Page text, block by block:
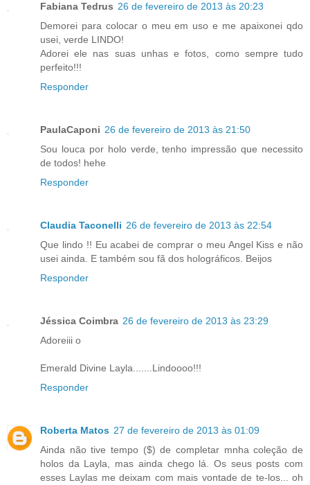
Fabiana Tedrus 26 de fevereiro de 2013 às 20:23
Demorei para colocar o meu em uso e me apaixonei qdo
usei, verde LINDO!
Adorei ele nas suas unhas e fotos, como sempre tudo
perfeito!!!
Responder
PaulaCaponi 26 de fevereiro de 2013 às 21:50
Sou louca por holo verde, tenho impressão que necessito
de todos! hehe
Responder
Claudia Taconelli 26 de fevereiro de 2013 às 22:54
Que lindo !! Eu acabei de comprar o meu Angel Kiss e não
usei ainda. E também sou fã dos holográficos. Beijos
Responder
Jéssica Coimbra 26 de fevereiro de 2013 às 23:29
Adoreiii o
Emerald Divine Layla.......Lindoooo!!!
Responder
Roberta Matos 27 de fevereiro de 2013 às 01:09
Ainda não tive tempo ($) de completar mnha coleção de
holos da Layla, mas ainda chego lá. Os seus posts com
esses Laylas me deixam com mais vontade de te-los... oh